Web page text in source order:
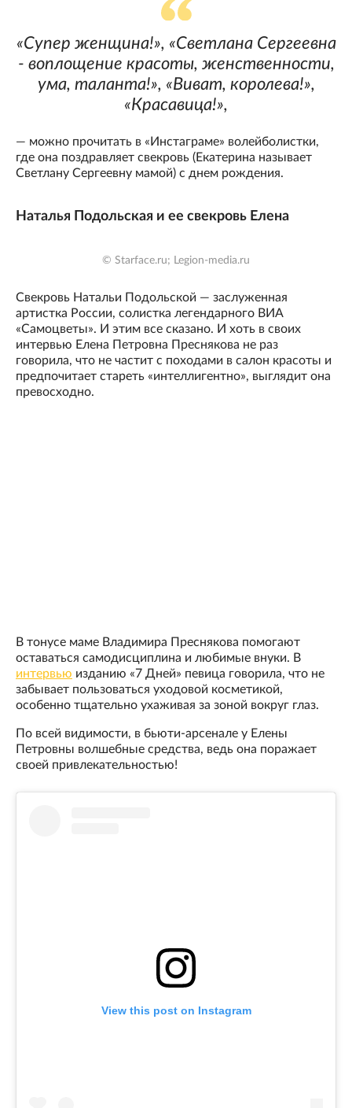
«Супер женщина!», «Светлана Сергеевна
- воплощение красоты, женственности,
ума, таланта!», «Виват, королева!»,
«Красавица!»,
— можно прочитать в «Инстаграме» волейболистки,
где она поздравляет свекровь (Екатерина называет
Светлану Сергеевну мамой) с днем рождения.
Наталья Подольская и ее свекровь Елена
© Starface.ru; Legion-media.ru
Свекровь Натальи Подольской — заслуженная
артистка России, солистка легендарного ВИА
«Самоцветы». И этим все сказано. И хоть в своих
интервью Елена Петровна Преснякова не раз
говорила, что не частит с походами в салон красоты и
предпочитает стареть «интеллигентно», выглядит она
превосходно.
В тонусе маме Владимира Преснякова помогают
оставаться самодисциплина и любимые внуки. В
интервью изданию «7 Дней» певица говорила, что не
забывает пользоваться уходовой косметикой,
особенно тщательно ухаживая за зоной вокруг глаз.
По всей видимости, в бьюти-арсенале у Елены
Петровны волшебные средства, ведь она поражает
своей привлекательностью!
View this post on Instagram